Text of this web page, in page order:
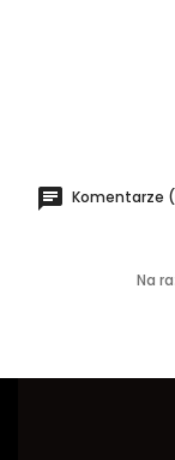
Komentarze
Na